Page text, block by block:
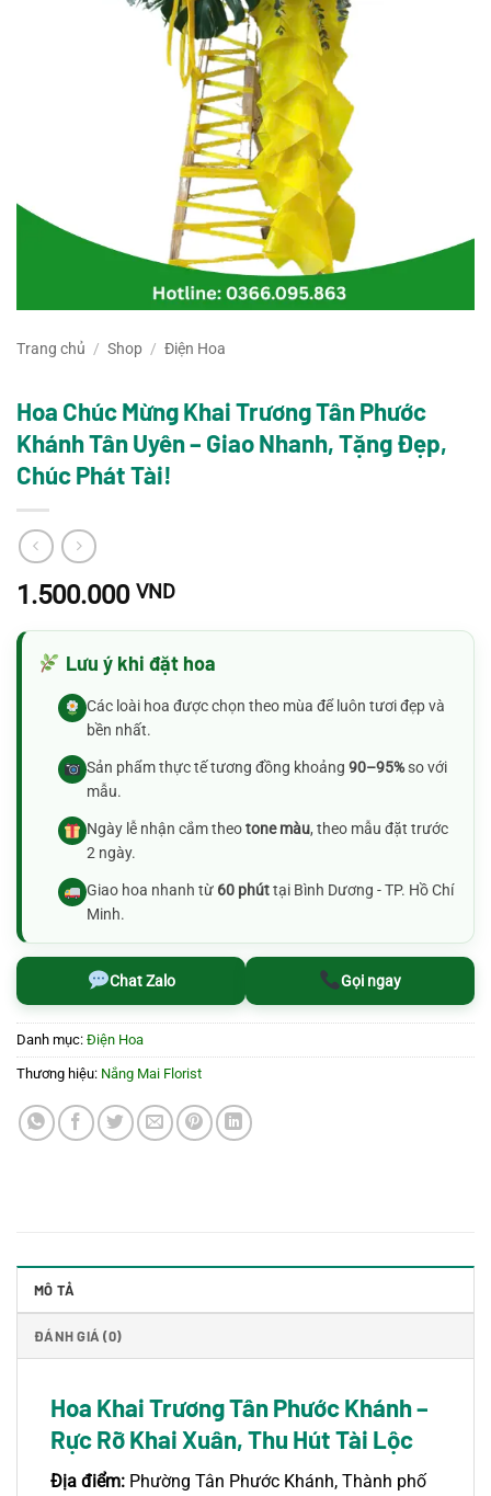
Trang chủ / Shop / Điện Hoa
Hoa Chúc Mừng Khai Trương Tân Phước
Khánh Tân Uyên – Giao Nhanh, Tặng Đẹp,
Chúc Phát Tài!
1.500.000 VND
Lưu ý khi đặt hoa
Các loài hoa được chọn theo mùa để luôn tươi đẹp và
bền nhất.
Sản phẩm thực tế tương đồng khoảng90–95%so với
mẫu.
Ngày lễ nhận cắm theotone màu, theo mẫu đặt trước
2 ngày.
Giao hoa nhanh từ 60 phúttại Bình Dương - TP. Hồ Chí
Minh.
Chat Zalo Gọi ngay
Danh mục: Điện Hoa
Thương hiệu: Nắng Mai Florist
MÔ TẢ
ĐÁNH GIÁ (0)
Hoa Khai Trương Tân Phước Khánh –
Rực Rỡ Khai Xuân, Thu Hút Tài Lộc
Địa điểm: Phường Tân Phước Khánh, Thành phố